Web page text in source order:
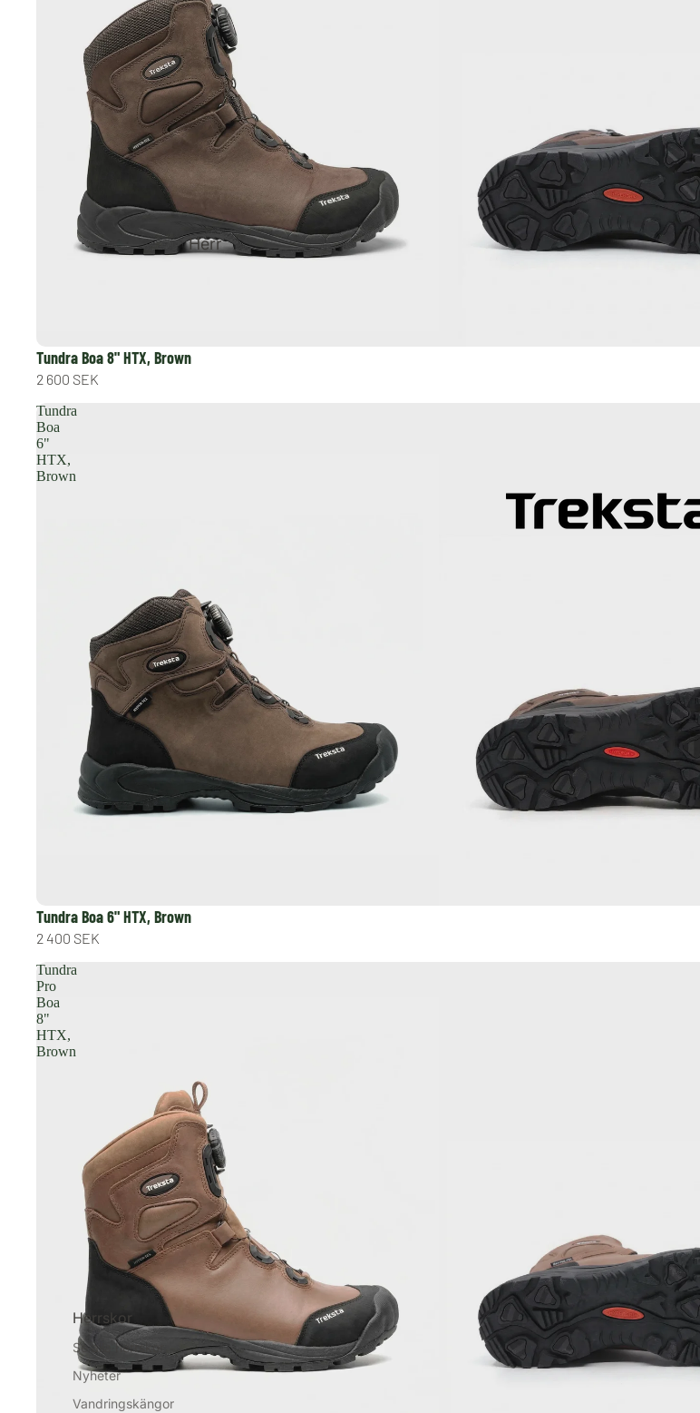
Herr
Herrskor
Se alla herrskor
Nyheter
Vandringskängor
Tundra Boa 8" HTX, Brown
2 600 SEK
Tundra
Boa
6"
HTX,
Brown
Tundra Boa 6" HTX, Brown
2 400 SEK
Tundra
Pro
Boa
8"
HTX,
Brown